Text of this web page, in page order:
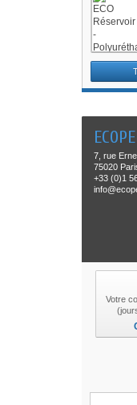
7, rue
75020
+33 (0)1
Votre